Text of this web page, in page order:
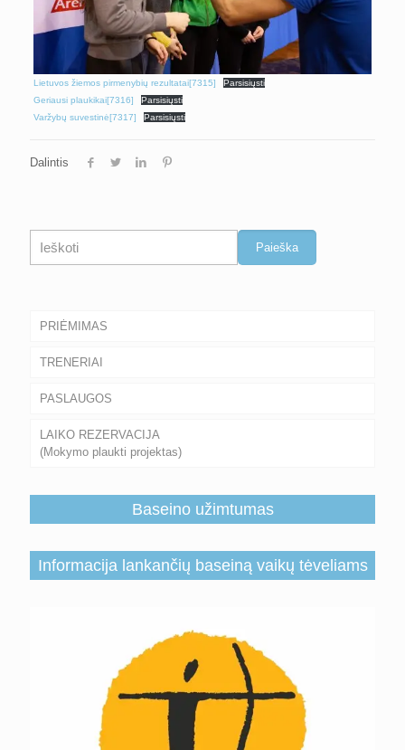
Lietuvos žiemos pirmenybių rezultatai[7315]
Parsisiųsti
Geriausi plaukikai[7316]
Parsisiųsti
Varžybų suvestinė[7317]
Parsisiųsti
Dalintis
Paieška Paieška
PRIĖMIMAS
TRENERIAI
PASLAUGOS
LAIKO REZERVACIJA
(Mokymo plaukti projektas)
Baseino užimtumas
Informacija lankančių baseiną vaikų tėveliams